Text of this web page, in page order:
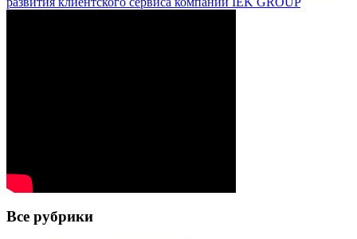
Все рубрики